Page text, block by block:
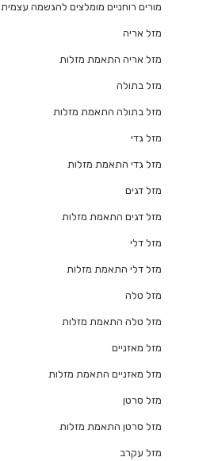
מורים רוחניים מומלצים להגשמה עצמית
מזל אריה
מזל אריה התאמת מזלות
מזל בתולה
מזל בתולה התאמת מזלות
מזל גדי
מזל גדי התאמת מזלות
מזל דגים
מזל דגים התאמת מזלות
מזל דלי
מזל דלי התאמת מזלות
מזל טלה
מזל טלה התאמת מזלות
מזל מאזניים
מזל מאזניים התאמת מזלות
מזל סרטן
מזל סרטן התאמת מזלות
מזל עקרב